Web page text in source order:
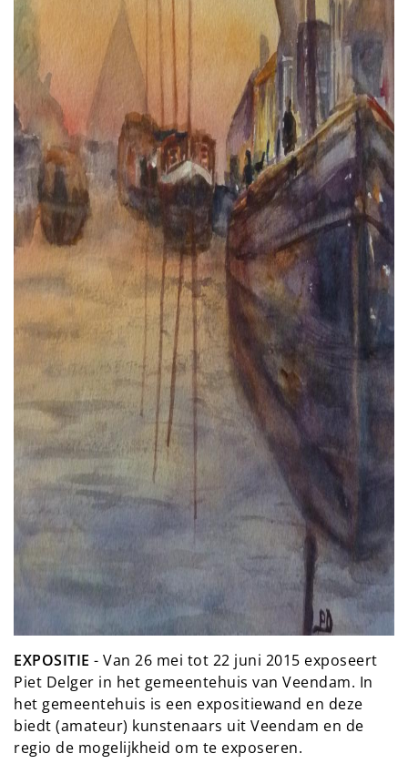
EXPOSITIE - Van 26 mei tot 22 juni 2015 exposeert
Piet Delger in het gemeentehuis van Veendam. In
het gemeentehuis is een expositiewand en deze
biedt (amateur) kunstenaars uit Veendam en de
regio de mogelijkheid om te exposeren.